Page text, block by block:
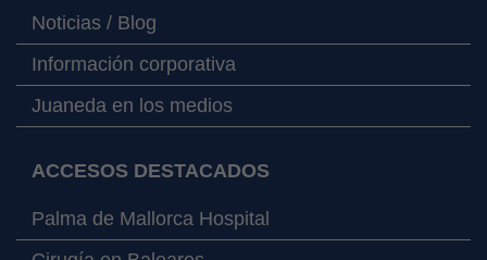
Noticias / Blog
Información corporativa
Juaneda en los medios
ACCESOS DESTACADOS
Palma de Mallorca Hospital